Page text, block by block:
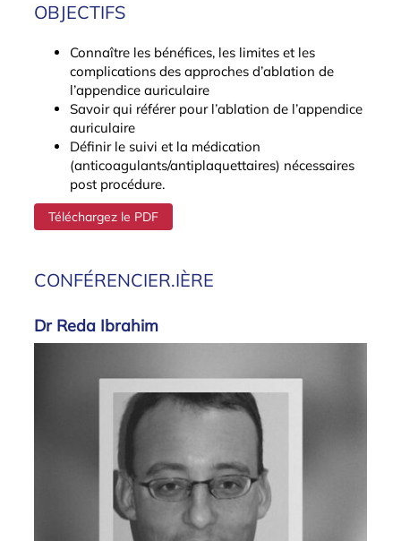
CONFÉRENCIER.IÈRE
Dr Reda Ibrahim
OBJECTIFS
Connaître les bénéfices, les limites et les
complications des approches d’ablation de
l’appendice auriculaire
Savoir qui référer pour l’ablation de l’appendice
auriculaire
Définir le suivi et la médication
(anticoagulants/antiplaquettaires) nécessaires
post procédure.
Téléchargez le PDF